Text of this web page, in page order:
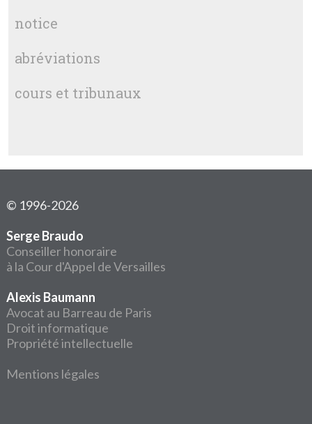
notice
abréviations
cours et tribunaux
© 1996-2026
Serge Braudo
Conseiller honoraire
à la Cour d'Appel de Versailles
Alexis Baumann
Avocat au Barreau de Paris
Droit informatique
Propriété intellectuelle
Mentions légales